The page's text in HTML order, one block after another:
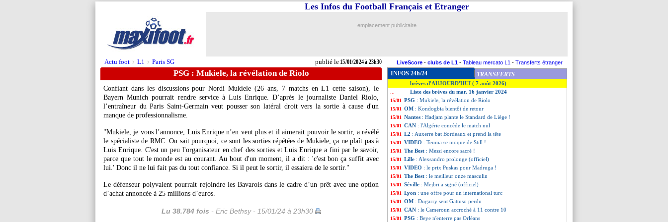
Actu foot > L1 > Paris SG publié le15/01/2024 à 23h30
Les Infos du Football Français et Etranger
emplacement publicitaire
LiveScore - clubs de L1 - Tableau mercato L1 - Transferts étranger
PSG : Mukiele, la révélation de Riolo
Confiant dans les discussions pourNordi Mukiele (26 ans, 7 matchs en L1 cette saison), le
Bayern Munich pourrait rendre service à Luis Enrique. D’après le journaliste Daniel Riolo,
l’entraîneur du Paris Saint-Germain veut pousser son latéral droit vers la sortie à cause d'un
manque de professionnalisme.
"Mukiele, je vous l’annonce, Luis Enrique n’en veut plus et il aimerait pouvoir le sortir, a révélé
le spécialiste de RMC. On sait pourquoi, ce sont les sorties répétées de Mukiele, ça ne plaît pas à
Luis Enrique. C'est un peu l'organisateur en chef des sorties et Luis Enrique a fini par le savoir,
parce que tout le monde est au courant. Au bout d'un moment, il a dit : 'c'est bon ça suffit avec
lui.' Donc il ne lui fait pas du tout confiance. Si il peut le sortir, il essaiera de le sortir."
Le défenseur polyvalent pourrait rejoindre les Bavarois dans le cadre d’un prêt avec une option
d’achat annoncée à 25 millions d’euros.
Lu 38.784 fois - Eric Bethsy - 15/01/24 à 23h30
INFOS 24h/24 TRANSFERTS
brèves d'AUJOURD'HUI ( 7 août 2026)
Liste des brèves du mar. 16 janvier 2024
15/01 PSG : Mukiele, la révélation de Riolo
15/01 OM : Kondogbia bientôt de retour
15/01 Nantes : Hadjam plante le Standard de Liège !
15/01 CAN : l'Algérie concède le match nul
15/01 L2 : Auxerre bat Bordeaux et prend la tête
15/01 VIDEO : Teuma se moque de Still !
15/01 The Best : Messi encore sacré !
15/01 Lille : Alexsandro prolonge (officiel)
15/01 VIDEO : le prix Puskas pour Madruga !
15/01 The Best : le meilleur onze masculin
15/01 Séville : Mejbri a signé (officiel)
15/01 Lyon : une offre pour un international turc
15/01 OM : Dugarry sent Gattuso perdu
15/01 CAN : le Cameroun accroché à 11 contre 10
15/01 PSG : Beye n'enterre pas Orléans